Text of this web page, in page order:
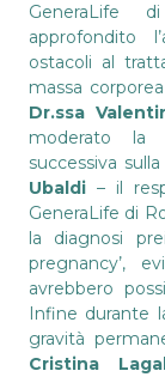
GeneraLife
approfondito
ostacoli al
massa
Dr.ssa
moderato la
successiva
Ubaldi – il
GeneraLife di
la diagnosi
pregnancy’,
avrebbero
Infine durante
gravità
Cristina